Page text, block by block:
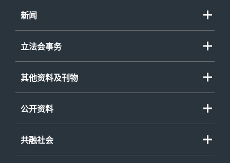
新闻
立法会事务
其他资料及刊物
公开资料
共融社会